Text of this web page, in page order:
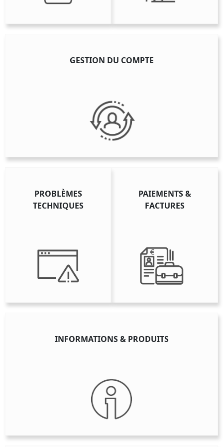
GESTION DU COMPTE
PROBLÈMES
TECHNIQUES
PAIEMENTS &
FACTURES
INFORMATIONS & PRODUITS